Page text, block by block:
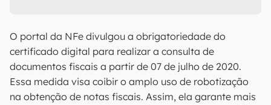
O portal da NFe divulgou a obrigatoriedade do
certificado digital para realizar a consulta de
documentos fiscais a partir de 07 de julho de 2020.
Essa medida visa coibir o amplo uso de robotização
na obtenção de notas fiscais. Assim, ela garante mais